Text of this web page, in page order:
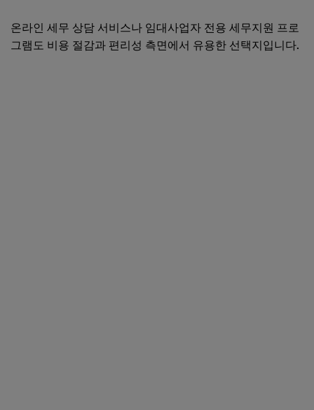
온라인 세무 상담 서비스나 임대사업자 전용 세무지원 프로
그램도 비용 절감과 편리성 측면에서 유용한 선택지입니다.